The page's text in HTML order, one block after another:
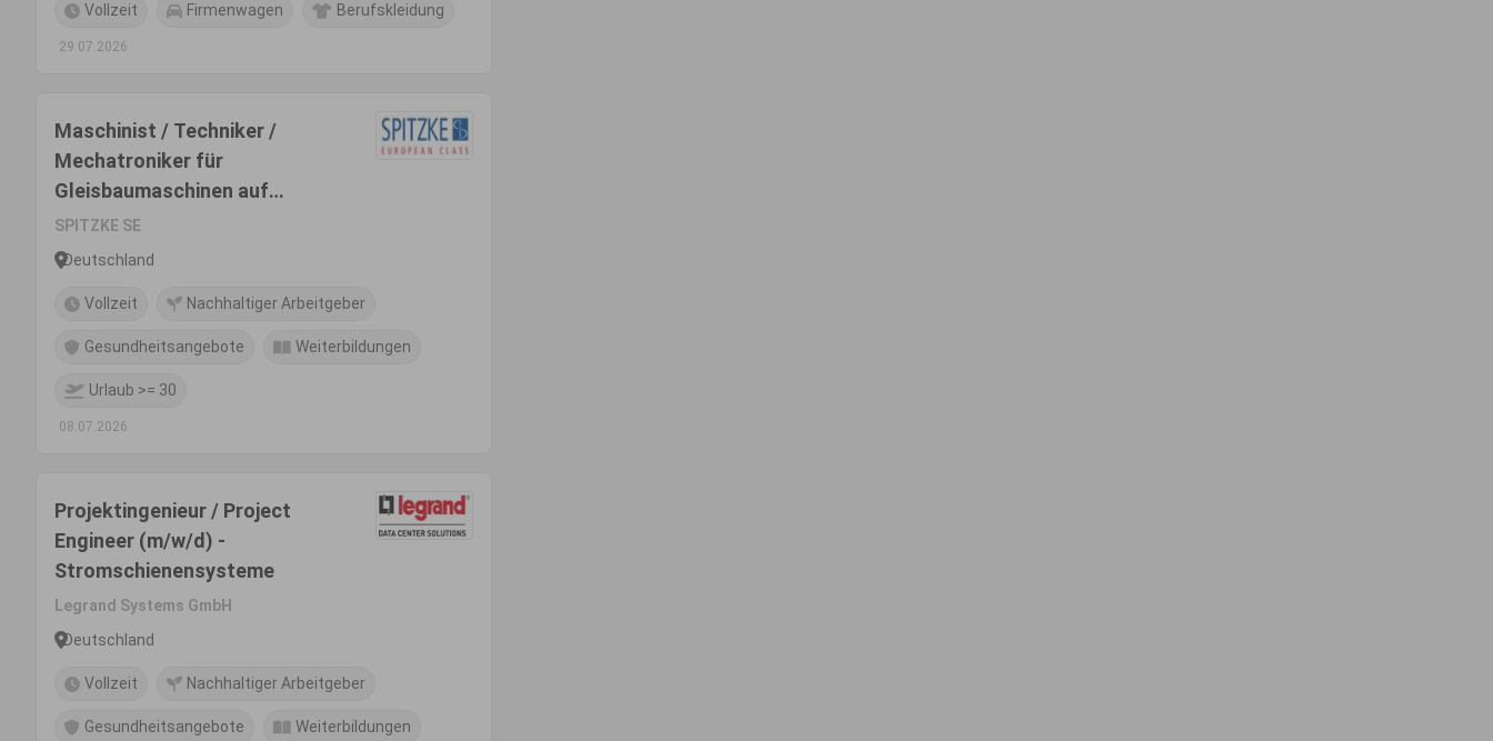
Vollzeit Firmenwagen Berufskleidung
29.07.2026
Maschinist / Techniker /
Mechatroniker für
Gleisbaumaschinen auf
Montage bundesweit (m/w/d)
SPITZKE SE
Deutschland
Vollzeit Nachhaltiger Arbeitgeber
Gesundheitsangebote Weiterbildungen
Urlaub >= 30
08.07.2026
Projektingenieur / Project
Engineer (m/w/d) -
Stromschienensysteme
Legrand Systems GmbH
Deutschland
Vollzeit Nachhaltiger Arbeitgeber
Gesundheitsangebote Weiterbildungen